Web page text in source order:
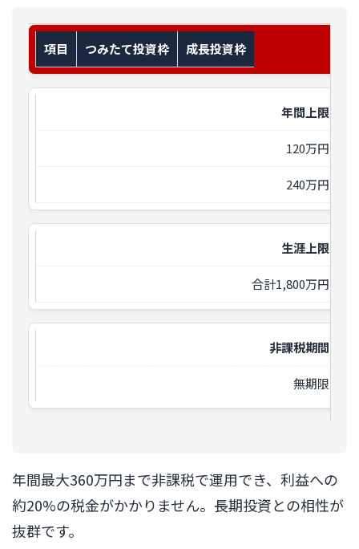
項目 つみたて投資枠 成長投資枠
年間上限
120万円
240万円
生涯上限
合計1,800万円
非課税期間
無期限
年間最大360万円まで非課税で運用でき、利益への
約20%の税金がかかりません。長期投資との相性が
抜群です。